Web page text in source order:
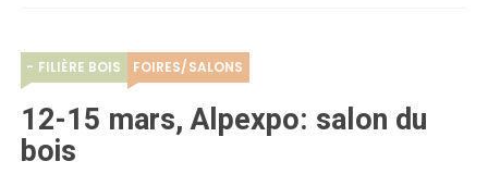
- FILIÈRE BOIS FOIRES/SALONS
12-15 mars, Alpexpo: salon du
bois